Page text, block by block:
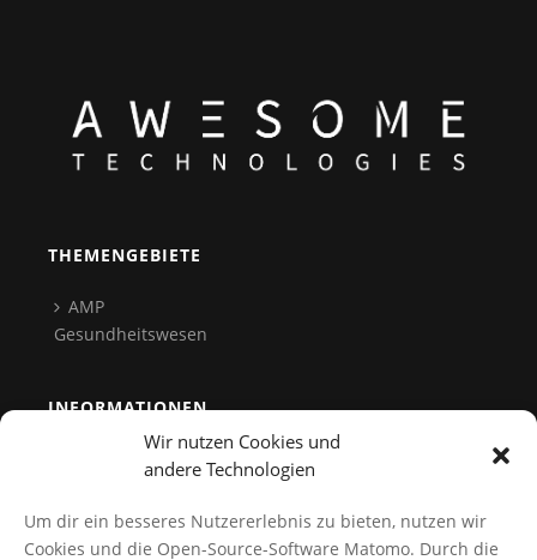
Wir nutzen Cookies und
andere Technologien
Um dir ein besseres Nutzererlebnis zu bieten, nutzen wir
Cookies und die Open-Source-Software Matomo. Durch die
THEMENGEBIETE
AMP
Gesundheitswesen
INFORMATIONEN
Datenschutz